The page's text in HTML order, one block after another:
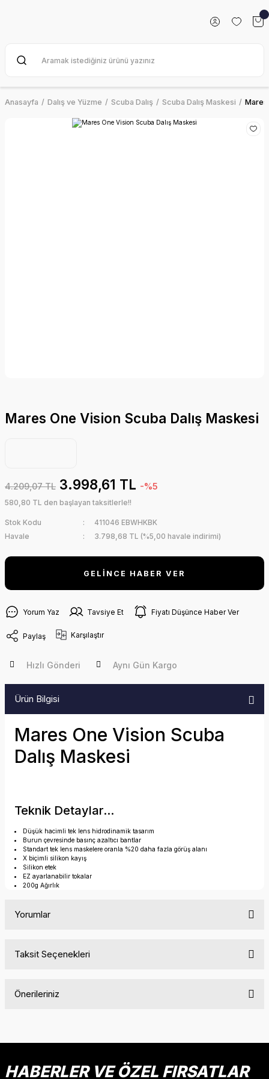
Anasayfa Dalış ve Yüzme Scuba Dalış Scuba Dalış Maskesi Mares
Mares One Vision Scuba Dalış Maskesi
4.209,07 TL 3.998,61 TL -%5
580,80 TL den başlayan taksitlerle!!
Stok Kodu
411046 EBWHKBK
Havale
3.798,68 TL (%5,00 havale indirimi)
GELİNCE HABER VER
Yorum Yaz Tavsiye Et Fiyatı Düşünce Haber Ver
Paylaş Karşılaştır
Hızlı Gönderi Aynı Gün Kargo
Ürün Bilgisi
Mares One Vision Scuba
Dalış Maskesi
Teknik Detaylar...
Düşük hacimli tek lens hidrodinamik tasarım
Burun çevresinde basınç azaltıcı bantlar
Standart tek lens maskelere oranla %20 daha fazla görüş alanı
X biçimli silikon kayış
Silikon etek
EZ ayarlanabilir tokalar
200g Ağırlık
Yorumlar
Taksit Seçenekleri
Önerileriniz
HABERLER VE ÖZEL FIRSATLAR